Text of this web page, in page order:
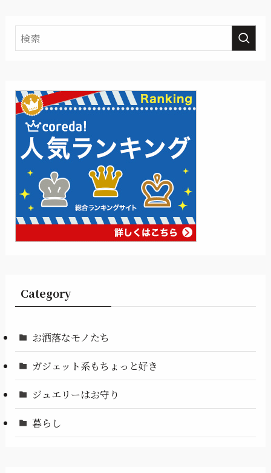
Category
お洒落なモノたち
ガジェット系もちょっと好き
ジュエリーはお守り
暮らし